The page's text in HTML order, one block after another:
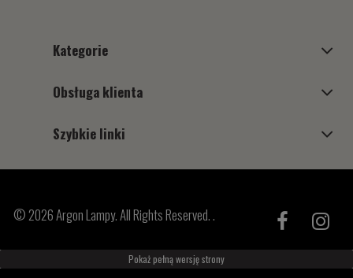
Kategorie
Obsługa klienta
Szybkie linki
© 2026 Argon Lampy. All Rights Reserved. .
Pokaż pełną wersję strony